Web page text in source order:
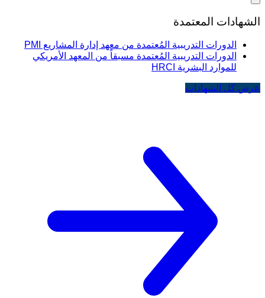
الشهادات المعتمدة
الدورات التدريبية المُعتمدة من معهد إدارة المشاريع PMI
الدورات التدريبية المُعتمدة مسبقاً من المعهد الأمريكي
للموارد البشرية HRCI
عرض كل الشهادات